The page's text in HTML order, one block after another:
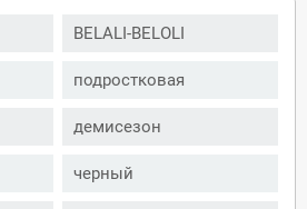
BELALI-BELOLI
подростковая
демисезон
черный